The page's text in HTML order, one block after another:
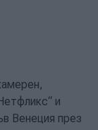
и
Венеция през